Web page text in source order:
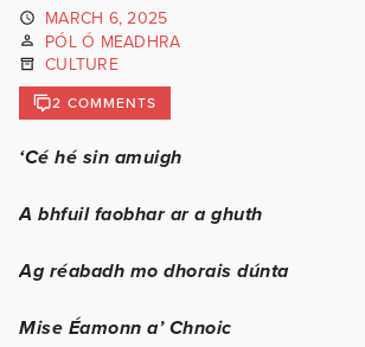
MARCH 6, 2025
PÓL Ó MEADHRA
CULTURE
2 COMMENTS
‘Cé hé sin amuigh
A bhfuil faobhar ar a ghuth
Ag réabadh mo dhorais dúnta
Mise Éamonn a’ Chnoic